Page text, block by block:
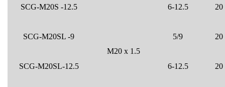
M20 x 1.5
SCG-M20S -12.5 6-12.5 20
SCG-M20SL -9 5/9 20
SCG-M20SL-12.5 6-12.5 20